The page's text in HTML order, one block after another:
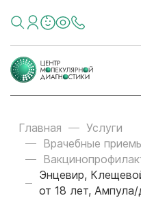
Главная
Услуги
Врачебные
Энцевир,
от 18 лет,